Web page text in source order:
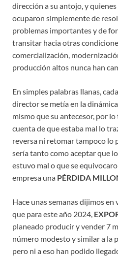
dirección a su antojo, y
ocuparon simplemente de
problemas importantes y de
transitar hacia otras
comercialización,
producción altos nunca han
En simples palabras llanas,
director se metía en la
mismo que su antecesor, por
cuenta de que estaba mal lo
reversa ni retomar tampoco lo
sería tanto como aceptar que
estuvo mal o que se
empresa una PÉRDIDA
Hace unas semanas dijimos en
que para este año 2024,
planeado producir y vender 7
número modesto y similar a la
pero ni a eso han podido